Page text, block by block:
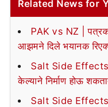
Related News for
PAK vs NZ |
आझमने दिले भयानक
Salt Side Effects
केल्याने निर्माण होऊ
Salt Side Effects